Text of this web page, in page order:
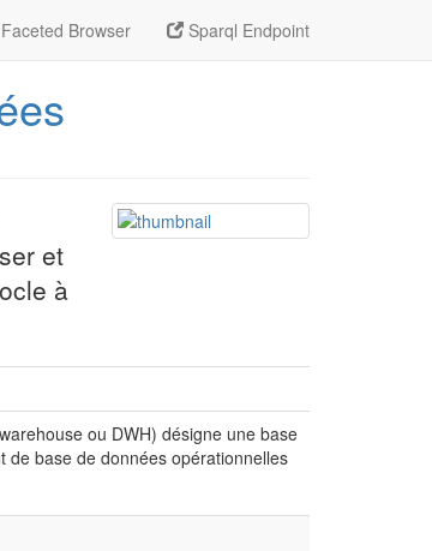
Faceted Browser Sparql Endpoint
et
à
ou DWH) désigne une base
de base de données opérationnelles